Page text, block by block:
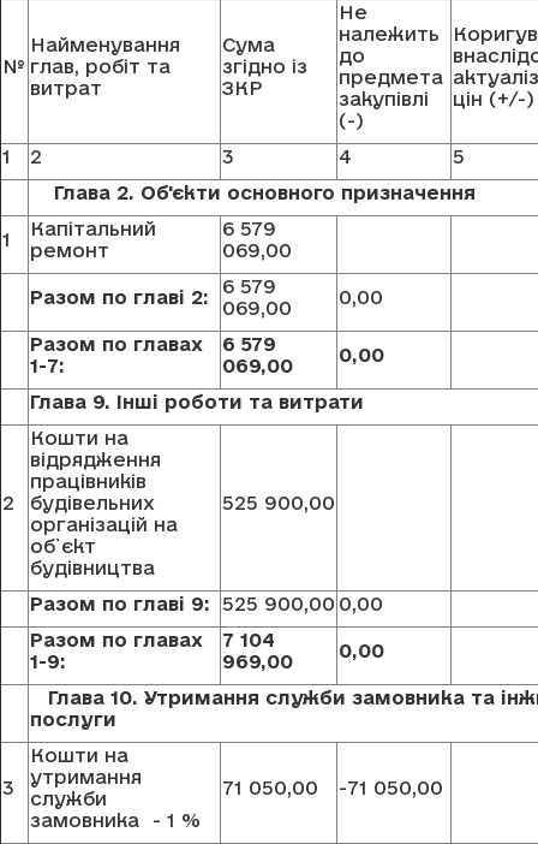
№
Найменування
глав, робіт та
витрат
Сума
згідно із
ЗКР
Не
належить
до
предмета
закупівлі
(-)
цін (+/-)
1 2 3 4
5
Глава 2. Об'єкти основного призначення
1
Капітальний
ремонт
6 579
069,00
Разом по главi 2:
6 579
069,00
0,00
Разом по главах
1-7:
6 579
069,00
0,00
Глава 9. Інші роботи та витрати
2
Кошти на
відрядження
працівників
будівельних
організацій на
об`єкт
будівництва
525 900,00
Разом по главi 9: 525 900,00 0,00
Разом по главах
1-9:
7 104
969,00
0,00
Глава 10. Утримання служби замовника та
послуги
3
Кошти на
утримання
служби
замовника - 1 %
71 050,00 -71 050,00